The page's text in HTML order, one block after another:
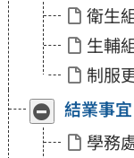
衛生
生輔
制服
收
合
「結
展
開
「結
結業事宜
學務